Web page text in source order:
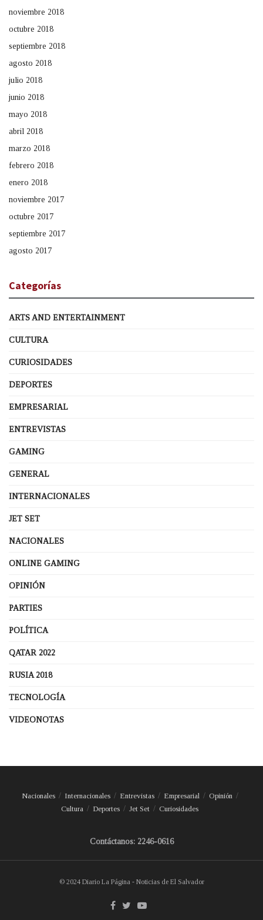
noviembre 2018
octubre 2018
septiembre 2018
agosto 2018
julio 2018
junio 2018
mayo 2018
abril 2018
marzo 2018
febrero 2018
enero 2018
noviembre 2017
octubre 2017
septiembre 2017
agosto 2017
Categorías
ARTS AND ENTERTAINMENT
CULTURA
CURIOSIDADES
DEPORTES
EMPRESARIAL
ENTREVISTAS
GAMING
GENERAL
INTERNACIONALES
JET SET
NACIONALES
ONLINE GAMING
OPINIÓN
PARTIES
POLÍTICA
QATAR 2022
RUSIA 2018
TECNOLOGÍA
VIDEONOTAS
Nacionales Internacionales Entrevistas Empresarial
Opinión
Cultura
Deportes Jet Set Curiosidades
Contáctanos: 2246-0616
© 2024 Diario La Página - Noticias de El Salvador